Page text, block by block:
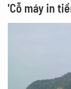
'Cỗ máy in